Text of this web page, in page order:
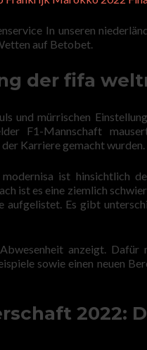
In unseren
auf Betobet.
der fifa
und mürrischen
F1-Mannschaft
Karriere gemacht wurden.
ist hinsichtlich
ist es eine ziemlich
Es gibt
anzeigt. Dafür
sowie einen neuen
2022: